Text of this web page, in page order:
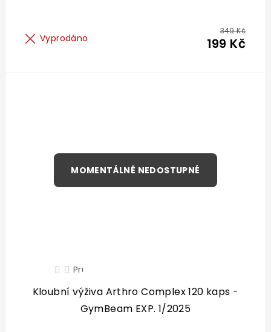
Vyprodáno
349 Kč
199 Kč
Průměrné
produktu
je
3,0
Kloubní výživa Arthro Complex 120 kaps -
GymBeam EXP. 1/2025